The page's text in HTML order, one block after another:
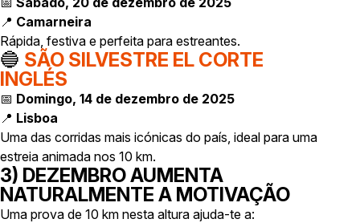
📍 Camarneira
Rápida, festiva e perfeita para estreantes.
🔵 SÃO SILVESTRE EL CORTE
INGLÉS
📅 Domingo, 14 de dezembro de 2025
📍 Lisboa
Uma das corridas mais icónicas do país, ideal para uma
estreia animada nos 10 km.
3) DEZEMBRO AUMENTA
NATURALMENTE A MOTIVAÇÃO
Uma prova de 10 km nesta altura ajuda-te a: